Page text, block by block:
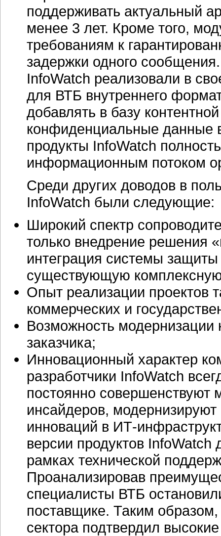
поддерживать актуальный
менее 3 лет. Кроме того,
требованиям к
задержки одного
InfoWatch реализовали в
для ВТБ внутреннего
добавлять в базу
конфиденциальные данные
продукты InfoWatch
информационным потоком
Среди других доводов в
InfoWatch были следующие:
Широкий спектр
только внедрение решения
интеграция системы
существующую
Опыт реализации проектов
коммерческих и
Возможность
заказчика;
Инновационный характер
разработчики InfoWatch
постоянно совершенствуют
инсайдеров,
инноваций в ИТ-
версии продуктов InfoWatch
рамках технической
Проанализировав
специалисты ВТБ
поставщике. Таким
сектора подтвердил